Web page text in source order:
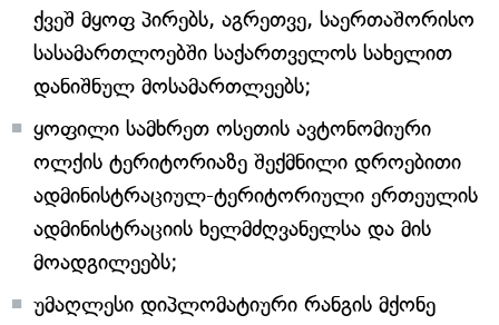
ქვეშ მყოფ პირებს, აგრეთვე, საერთაშორისო
სასამართლოებში საქართველოს სახელით
დანიშნულ მოსამართლეებს;
ყოფილი სამხრეთ ოსეთის ავტონომიური
ოლქის ტერიტორიაზე შექმნილი დროებითი
ადმინისტრაციულ-ტერიტორიული ერთეულის
ადმინისტრაციის ხელმძღვანელსა და მის
მოადგილეებს;
უმაღლესი დიპლომატიური რანგის მქონე